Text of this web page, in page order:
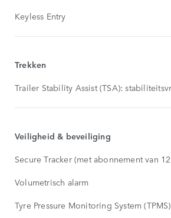
Keyless Entry
Trekken
Trailer Stability Assist (TSA):
Veiligheid & beveiliging
Secure Tracker (met abonnement van
Volumetrisch alarm
Tyre Pressure Monitoring System